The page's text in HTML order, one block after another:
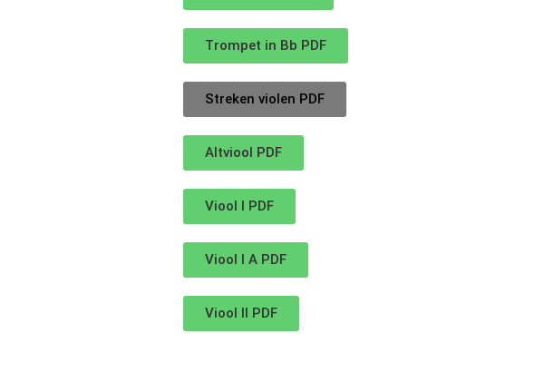
Trompet in Bb PDF
Streken violen PDF
Altviool PDF
Viool I PDF
Viool I A PDF
Viool II PDF